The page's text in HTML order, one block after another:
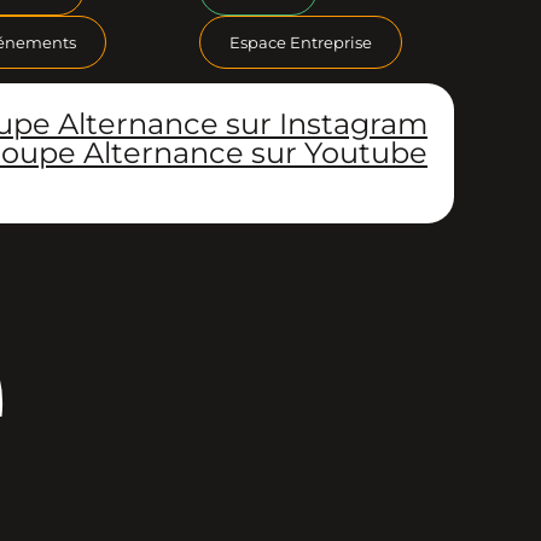
Espace Entreprise
Alternance sur Instagram
Alternance sur Youtube